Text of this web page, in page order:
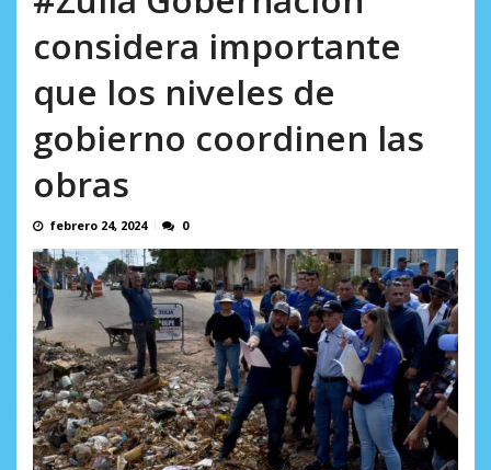
considera importante
que los niveles de
gobierno coordinen las
obras
febrero 24, 2024 0